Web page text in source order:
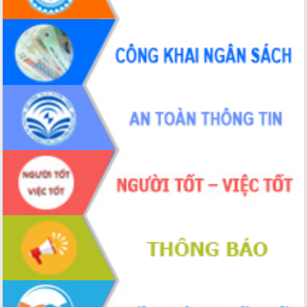
hiện nhiệm vụ quản lý tài sản công
hàng tuần
Tháo gỡ những vướng mắc, đẩy mạnh
công tác cải cách thủ tục hành chính
tại Trung tâm Phục vụ hành chính
công tỉnh
Đắk Lắk: Tôn vinh 46 giải pháp tại Hội
thi Sáng tạo Kỹ thuật 2024 - 2025
Đắk Lắk rà soát, điều chỉnh Đề án 190
về phát triển nuôi trồng thủy sản
Phó Chủ tịch UBND tỉnh Đắk Lắk
Trương Công Thái kiểm tra thực địa
Dự án cao tốc Khánh Hòa - Buôn Ma
Thuột
Định vị cà phê Việt Nam như một “di
sản sống” trong dòng chảy toàn cầu
Xây dựng nông thôn mới: Nâng cao đời
sống người dân từ những mô hình thiết
thực
Quyết liệt tháo gỡ vướng mắc, đẩy